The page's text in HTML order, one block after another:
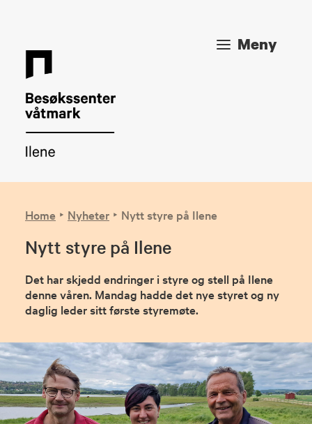
Meny
Home Nyheter Nytt styre på Ilene
Nytt styre på Ilene
Det har skjedd endringer i styre og stell på Ilene
denne våren. Mandag hadde det nye styret og ny
daglig leder sitt første styremøte.